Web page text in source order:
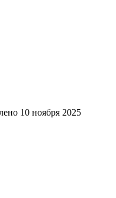
10 ноября 2025